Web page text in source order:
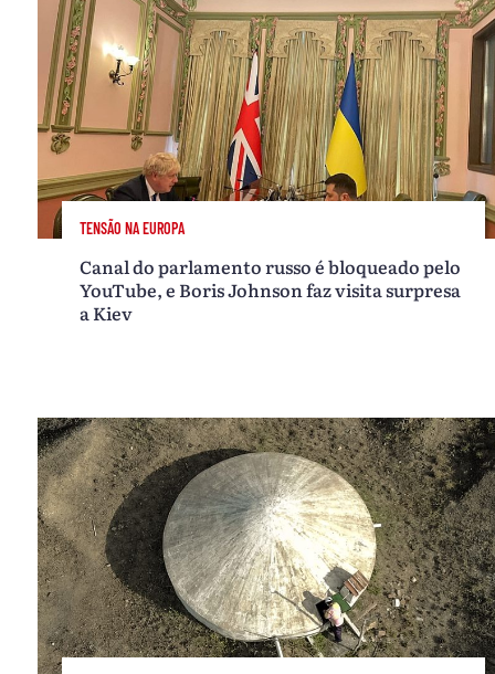
TENSÃO NA EUROPA
Canal do parlamento russo é bloqueado pelo
YouTube, e Boris Johnson faz visita surpresa
a Kiev